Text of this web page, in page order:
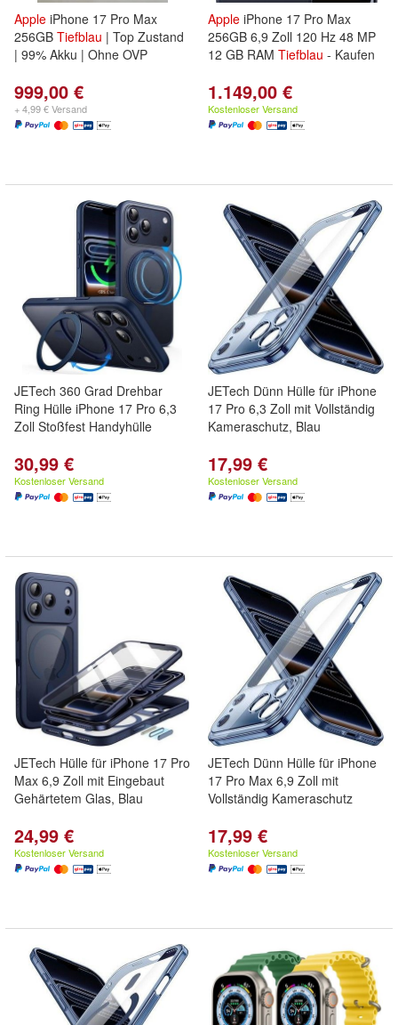
Apple iPhone 17 Pro Max
256GB Tiefblau | Top Zustand
| 99% Akku | Ohne OVP
999,00 €
+ 4,99 € Versand
Apple iPhone 17 Pro Max
256GB 6,9 Zoll 120 Hz 48 MP
12 GB RAM Tiefblau - Kaufen
1.149,00 €
Kostenloser Versand
JETech 360 Grad Drehbar
Ring Hülle iPhone 17 Pro 6,3
Zoll Stoßfest Handyhülle
30,99 €
Kostenloser Versand
JETech Dünn Hülle für iPhone
17 Pro 6,3 Zoll mit Vollständig
Kameraschutz, Blau
17,99 €
Kostenloser Versand
JETech Hülle für iPhone 17 Pro
Max 6,9 Zoll mit Eingebaut
Gehärtetem Glas, Blau
24,99 €
Kostenloser Versand
JETech Dünn Hülle für iPhone
17 Pro Max 6,9 Zoll mit
Vollständig Kameraschutz
17,99 €
Kostenloser Versand